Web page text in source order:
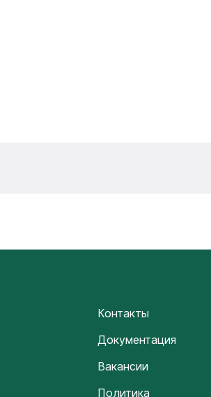
Контакты
Документация
Вакансии
Политика